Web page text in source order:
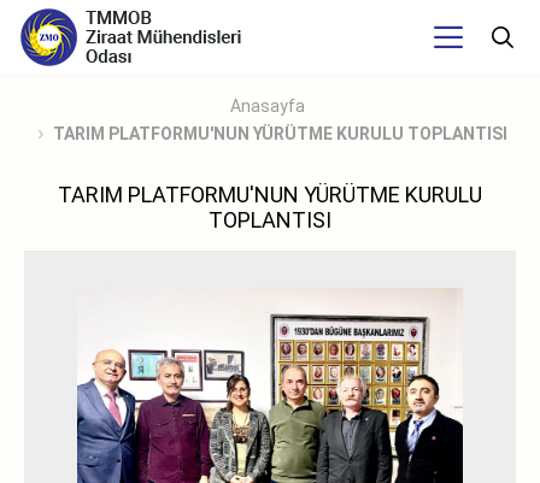
Anasayfa
TARIM PLATFORMU'NUN YÜRÜTME KURULU TOPLANTISI
TARIM PLATFORMU'NUN YÜRÜTME KURULU
TOPLANTISI